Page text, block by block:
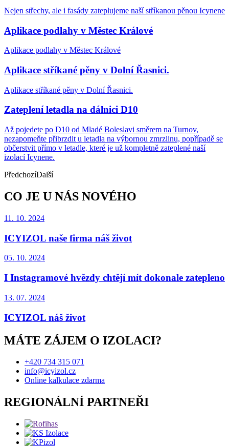
Nejen střechy, ale i fasády zateplujeme naší stříkanou pěnou Icynene
Aplikace podlahy v Městec Králové
Aplikace podlahy v Městec Králové
Aplikace stříkané pěny v Dolní Řasnici.
Aplikace stříkané pěny v Dolní Řasnici.
Zateplení letadla na dálnici D10
Až pojedete po D10 od Mladé Boleslavi směrem na Turnov,
nezapomeňte přibrzdit u letadla na výbornou zmrzlinu, popřípadě se
občerstvit přímo v letadle, které je už kompletně zateplené naší
izolací Icynene.
PředchozíDalší
CO JE U NÁS NOVÉHO
11. 10. 2024
ICYIZOL naše firma náš život
05. 10. 2024
I Instagramové hvězdy chtějí mít dokonale zatepleno
13. 07. 2024
ICYIZOL náš život
MÁTE ZÁJEM O IZOLACI?
+420 734 315 071
info@icyizol.cz
Online kalkulace zdarma
REGIONÁLNÍ PARTNEŘI